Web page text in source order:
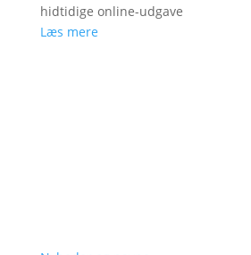
hidtidige online-udgave
Læs mere